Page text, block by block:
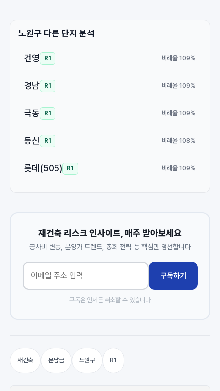
노원구 다른 단지 분석
건영 R1 비례율 109%
경남 R1 비례율 109%
극동 R1 비례율 109%
동신 R1 비례율 108%
롯데(505) R1 비례율 109%
재건축 리스크 인사이트, 매주 받아보세요
공사비 변동, 분양가 트렌드, 총회 전략 등 핵심만 엄선합니다
구독하기
구독은 언제든 취소할 수 있습니다
재건축 분담금 노원구 R1